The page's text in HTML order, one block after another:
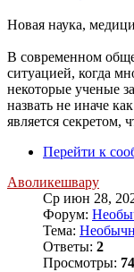
Новая наука,
В современном
ситуацией, когда
некоторые ученые
назвать не иначе
является секретом,
Перейти к
Аволикешвару
Ср июн 28,
Форум:
Тема:
Ответы: 2
Просмотры: